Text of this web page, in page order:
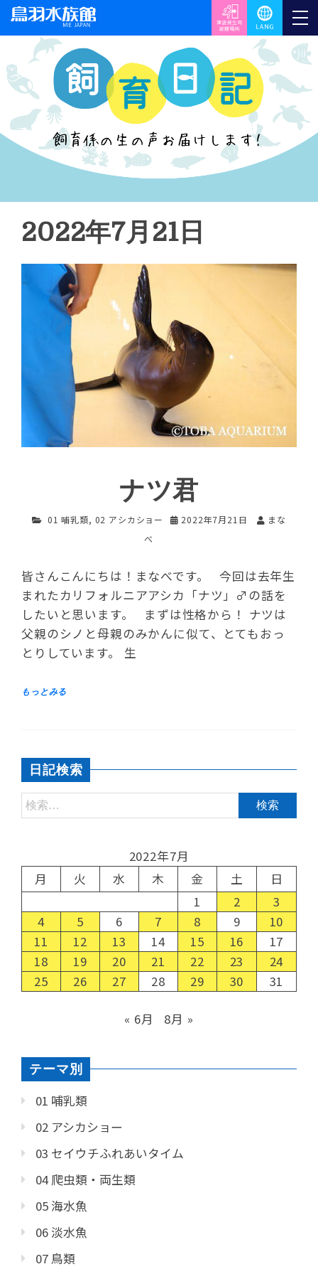
2022年7月21日
ナツ君
01 哺乳類, 02 アシカショー 2022年7月21日
まな
べ
皆さんこんにちは！まなべです。 今回は去年生
まれたカリフォルニアアシカ「ナツ」♂の話を
したいと思います。 まずは性格から！ ナツは
父親のシノと母親のみかんに似て、とてもおっ
とりしています。 生
日記検索
2022年7月
月
火 水 木 金 土
日
1
2
3
4
5 6 7 8 9
10
11
12 13 14 15 16
17
18
19 20 21 22 23
24
25
26 27 28 29 30 31
« 6月 8月 »
テーマ別
01 哺乳類
02 アシカショー
03 セイウチふれあいタイム
04 爬虫類・両生類
05 海水魚
06 淡水魚
07 鳥類